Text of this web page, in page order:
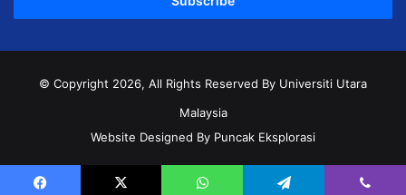
© Copyright 2026, All Rights Reserved By Universiti Utara
Malaysia
Website Designed By Puncak Eksplorasi